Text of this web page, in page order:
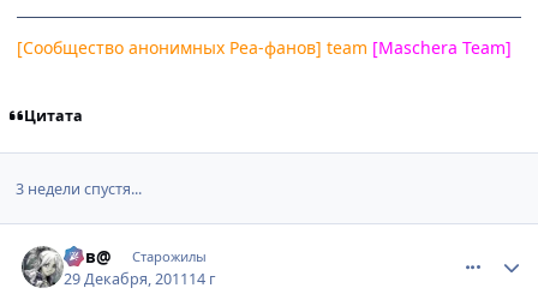
[Сообщество анонимных Реа-фанов] team [Maschera Team]
Цитата
3 недели спустя...
Сов@ Старожилы
29 Декабря, 201114 г